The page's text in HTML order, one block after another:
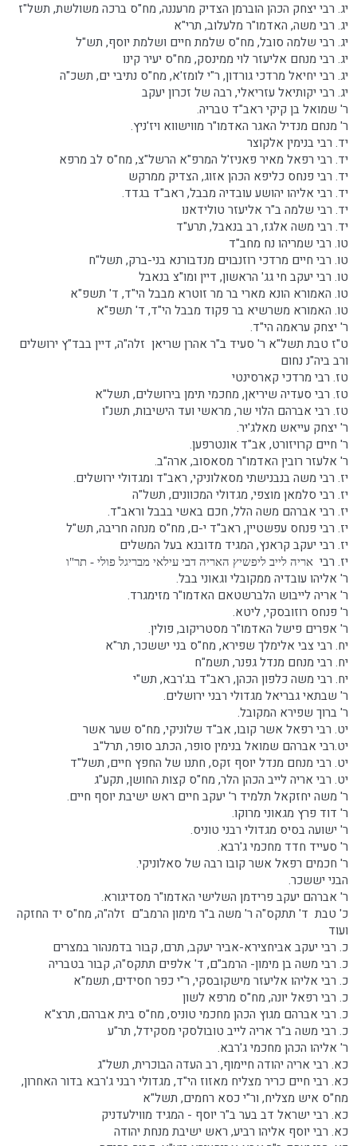
יג. רבי יצחק הכהן הוברמן הצדיק מרעננה, מח"ס ברכה משולשת, תשל"ז
יג. רבי משה, האדמו"ר מלעלוב, תרי"א
יג. רבי שלמה סובל, מח"ס שלמת חיים ושלמת יוסף, תש"ל
יג. רבי מנחם אליעזר לוי ממינסק, מח"ס יעיר קינו
יג. רבי יחיאל מרדכי גורדון, ר"י לומז'א, מח"ס נתיבי ים, תשכ"ה
יג. רבי יקותיאל עזריאלי, רבה של זכרון יעקב
ר' שמואל בן קיקי ראב"ד טבריה.
ר' מנחם מנדיל האגר האדמו"ר מווישווא ויז'ניץ.
יד. רבי בנימין אלקוצר
יד. רבי רפאל מאיר פאניז'ל המרפ"א הרשל"צ, מח"ס לב מרפא
יד. רבי פנחס כליפא הכהן אזוג, הצדיק ממרקש
יד. רבי אליהו יהושע עובדיה מבבל, ראב"ד בגדד.
יד. רבי שלמה ב"ר אליעזר טולידאנו
יד. רבי משה אלגז, רב בנאבל, תרע"ד
טו. רבי שמריהו נח מחב"ד
טו. רבי חיים מרדכי רוזנבוים מנדבורנא בני-ברק, תשל"ח
טו. רבי יעקב חי גג' הראשון, דיין ומו"צ בנאבל
טו. האמורא הונא מארי בר מר זוטרא מבבל הי"ד, ד' תשפ"א
טו. האמורא משרשיא בר פקוד מבבל הי"ד, ד' תשפ"א
ר' יצחק עראמה הי"ד.
ט"ז טבת תשל"א ר' סעיד ב"ר אהרן שריאן זלה"ה, דיין בבד"ץ ירושלים
ורב ביה"נ נחום
טז. רבי מרדכי קארסינטי
טז. רבי סעדיה שיריאן, מחכמי תימן בירושלים, תשל"א
טז. רבי אברהם הלוי שר, מראשי ועד הישיבות, תשנ"ו
ר' יצחק עייאש מאלג'יר.
ר' חיים קרויזורט, אב"ד אונטרפען.
ר' אלעזר רובין האדמו"ר מסאסוב, ארה"ב.
יז. רבי משה בנבנישתי מסאלוניקי, ראב"ד ומגדולי ירושלים.
יז. רבי סלמאן מוצפי, מגדולי המכוונים, תשל"ה
יז. רבי אברהם משה הלל, חכם באשי בבבל וראב"ד.
יז. רבי פנחס עפשטיין, ראב"ד י-ם, מח"ס מנחה חריבה, תש"ל
יז. רבי יעקב קראנץ, המגיד מדובנא בעל המשלים
יז. רביאריה לייב ליפשיץ האריה דבי עילאי מבריגל פולי - תר"ו
ר' אליהו עובדיה ממקובלי וגאוני בבל.
ר' אריה לייבוש הלברשטאם האדמו"ר מזימגרד.
ר' פנחס רוזובסקי, ליטא.
ר' אפרים פישל האדמו"ר מסטריקוב, פולין.
יח. רבי צבי אלימלך שפירא, מח"ס בני יששכר, תר"א
יח. רבי מנחם מנדל גפנר, תשמ"ח
יח. רבי משה כלפון הכהן, ראב"ד בג'רבא, תש"י
ר' שבתאי גבריאל מגדולי רבני ירושלים.
ר' ברוך שפירא המקובל.
יט. רבי רפאל אשר קובו, אב"ד שלוניקי, מח"ס שער אשר
יט.רבי אברהם שמואל בנימין סופר, הכתב סופר, תרל"ב
יט. רבי מנחם מנדל יוסף זקס, חתנו של החפץ חיים, תשל"ד
יט. רבי אריה לייב הכהן הלר, מח"ס קצות החושן, תקע"ג
ר' משה יחזקאל תלמיד ר' יעקב חיים ראש ישיבת יוסף חיים.
ר' דוד פרץ מגאוני מרוקו.
ר' ישועה בסיס מגדולי רבני טוניס.
ר' סעייד חדד מחכמי ג'רבא.
ר' חכמים רפאל אשר קובו רבה של סאלוניקי.
הבני יששכר.
ר' אברהם יעקב פרידמן השלישי האדמו"ר מסדיגורא.
כ' טבת ד' תתקס"ה ר' משה ב"ר מימון הרמב"ם זלה"ה, מח"ס יד החזקה
ועוד
כ. רבי יעקב אביחצירא-אביר יעקב, תרם, קבור בדמנהור במצרים
כ. רבי משה בן מימון- הרמב"ם, ד' אלפים תתקס"ה, קבור בטבריה
כ. רבי אליהו אליעזר מישקובסקי, ר"י כפר חסידים, תשמ"א
כ. רבי רפאל יונה, מח"ס מרפא לשון
כ. רבי אברהם מגוץ הכהן מחכמי טוניס, מח"ס בית אברהם, תרצ"א
כ. רבי משה ב"ר אריה לייב טובולסקי מסקידל, תר"ע
ר' אליהו הכהן מחכמי ג'רבא.
כא. רבי אריה יהודה חיימוף, רב העדה הבוכרית, תשל"ג
כא. רבי חיים כריר מצליח מאזוז הי"ד, מגדולי רבני ג'רבא בדור האחרון,
מח"ס איש מצליח, ור"י כסא רחמים, תשל"א
כא. רבי ישראל דב בער ב"ר יוסף - המגיד מווילעדניק
כא. רבי יוסף אליהו רביע, ראש ישיבת מנחת יהודה